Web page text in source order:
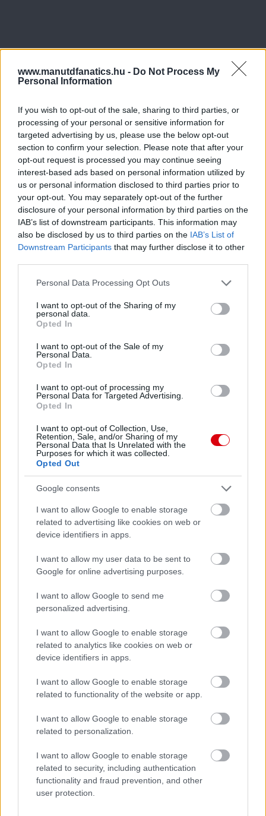
www.manutdfanatics.hu - Do Not Process My
Personal Information
If you wish to opt-out of the sale, sharing to third parties, or
processing of your personal or sensitive information for
targeted advertising by us, please use the below opt-out
section to confirm your selection. Please note that after your
opt-out request is processed you may continue seeing
interest-based ads based on personal information utilized by
us or personal information disclosed to third parties prior to
your opt-out. You may separately opt-out of the further
disclosure of your personal information by third parties on the
IAB’s list of downstream participants. This information may
also be disclosed by us to third parties on the IAB’s List of
Downstream Participants that may further disclose it to other
Please note that this website/app uses one or more Google
not limited to your visit or usage behaviour. You may click to
grant or deny consent to Google and its third-party tags to
use your data for below specified purposes in below Google
consent section.
Personal Data Processing Opt Outs
I want to opt-out of the Sharing of my
personal data.
Opted In
I want to opt-out of the Sale of my
Personal Data.
Opted In
I want to opt-out of processing my
Personal Data for Targeted Advertising.
Opted In
I want to opt-out of Collection, Use,
Retention, Sale, and/or Sharing of my
Personal Data that Is Unrelated with the
Purposes for which it was collected.
Opted Out
Google consents
I want to allow Google to enable storage
related to advertising like cookies on web or
device identifiers in apps.
I want to allow my user data to be sent to
Google for online advertising purposes.
I want to allow Google to send me
personalized advertising.
I want to allow Google to enable storage
related to analytics like cookies on web or
device identifiers in apps.
I want to allow Google to enable storage
related to functionality of the website or app.
I want to allow Google to enable storage
related to personalization.
I want to allow Google to enable storage
related to security, including authentication
functionality and fraud prevention, and other
user protection.
Meccs Center
Paris Saint-Germainvs
Manchester United
Felkészülési szezon 4. mérkőzés
Nya Ullevi, Göteborg
2026-08-08 17:00
0 nap 21 óra 25 perc 36 másodperc
Leeds Unitedvs Manchester United
ELŐZŐ MÉRKŐZÉSEK
Támogatás
Támogasd adományoddal
a ManUtdFanatics.hu működését!
MANCHESTER UNITED
CARRICKET FOGJA AJÁNLANI
NEK
SIR DAVE BRAILSFORD
TÁVOZOTT AZ
IGAZGATÓSÁGBÓL